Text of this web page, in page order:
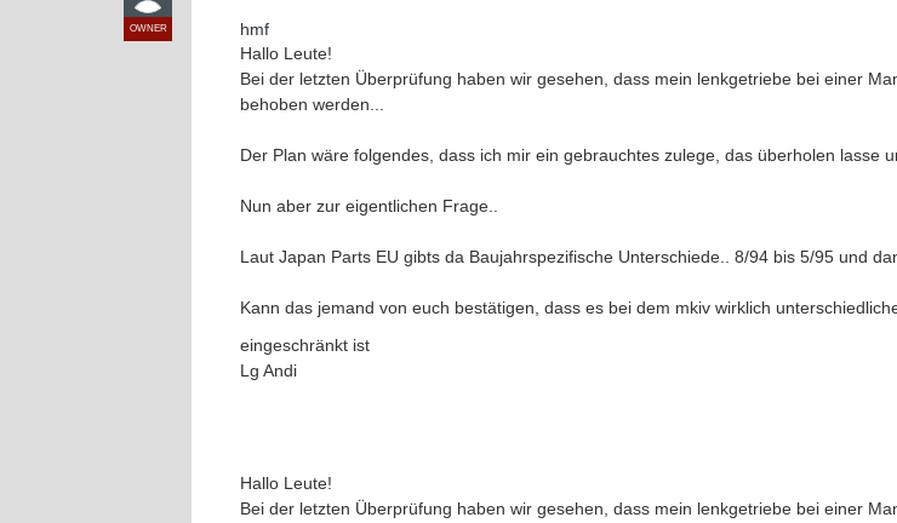
OWNER hmf
Hallo Leute!
Bei der letzten Überprüfung haben wir gesehen, dass mein lenkgetriebe bei einer
behoben werden...
Der Plan wäre folgendes, dass ich mir ein gebrauchtes zulege, das überholen lasse
Nun aber zur eigentlichen Frage..
Laut Japan Parts EU gibts da Baujahrspezifische Unterschiede.. 8/94 bis 5/95 und
Kann das jemand von euch bestätigen, dass es bei dem mkiv wirklich
eingeschränkt ist
Lg Andi
Hallo Leute!
Bei der letzten Überprüfung haben wir gesehen, dass mein lenkgetriebe bei einer